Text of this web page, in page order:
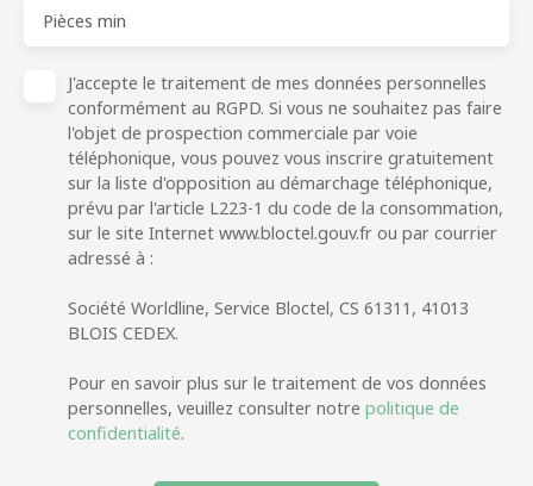
Pièces min
J'accepte le traitement de mes données personnelles
conformément au RGPD. Si vous ne souhaitez pas faire
l'objet de prospection commerciale par voie
téléphonique, vous pouvez vous inscrire gratuitement
sur la liste d'opposition au démarchage téléphonique,
prévu par l'article L223-1 du code de la consommation,
sur le site Internet www.bloctel.gouv.fr ou par courrier
adressé à :
Société Worldline, Service Bloctel, CS 61311, 41013
BLOIS CEDEX.
Pour en savoir plus sur le traitement de vos données
personnelles, veuillez consulter notre politique de
confidentialité.